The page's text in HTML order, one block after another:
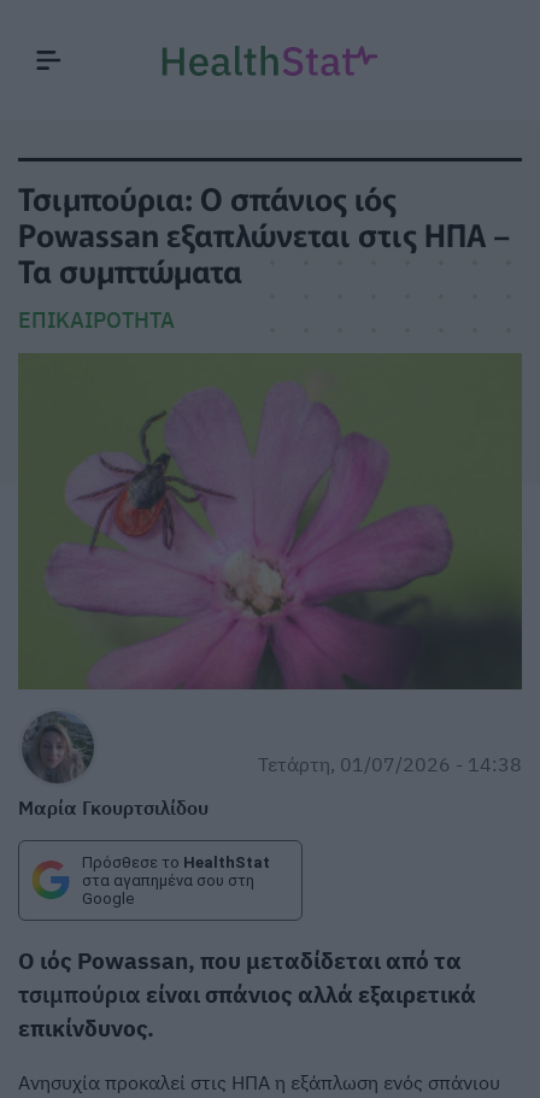
Τσιμπούρια: Ο σπάνιος ιός
Powassan εξαπλώνεται στις ΗΠΑ –
Τα συμπτώματα
ΕΠΙΚΑΙΡΌΤΗΤΑ
Μαρία Γκουρτσιλίδου
Τετάρτη, 01/07/2026 - 14:38
Πρόσθεσε το HealthStat
στα αγαπημένα σου στη
Google
Ο ιός Powassan, που μεταδίδεται από τα
τσιμπούρια είναι σπάνιος αλλά εξαιρετικά
επικίνδυνος.
Ανησυχία προκαλεί στις ΗΠΑ η εξάπλωση ενός σπάνιου